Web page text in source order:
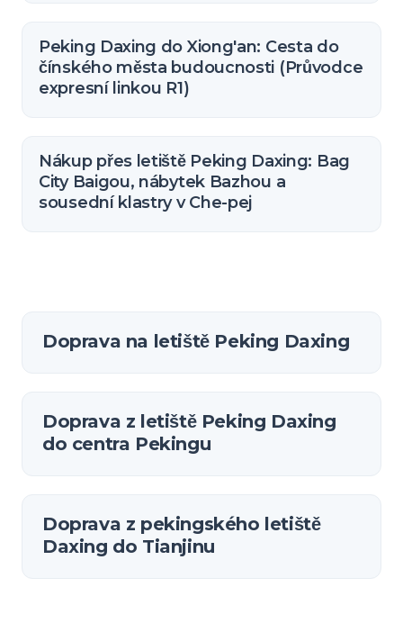
Peking Daxing do Xiong'an: Cesta do
čínského města budoucnosti (Průvodce
expresní linkou R1)
Nákup přes letiště Peking Daxing: Bag
City Baigou, nábytek Bazhou a
sousední klastry v Che-pej
Doprava na letiště Peking Daxing
Doprava z letiště Peking Daxing
do centra Pekingu
Doprava z pekingského letiště
Daxing do Tianjinu